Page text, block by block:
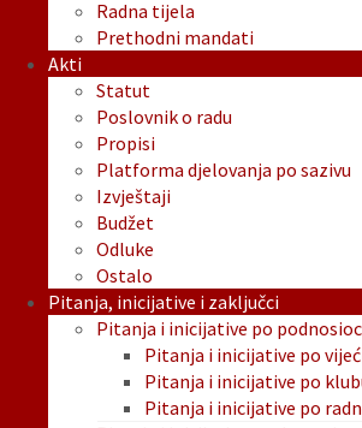
Radna tijela
Prethodni mandati
Akti
Statut
Poslovnik o radu
Propisi
Platforma djelovanja po sazivu
Izvještaji
Budžet
Odluke
Ostalo
Pitanja, inicijative i zaključci
Pitanja i inicijative po
Pitanja i inicijative po
Pitanja i inicijative po
Pitanja i inicijative po